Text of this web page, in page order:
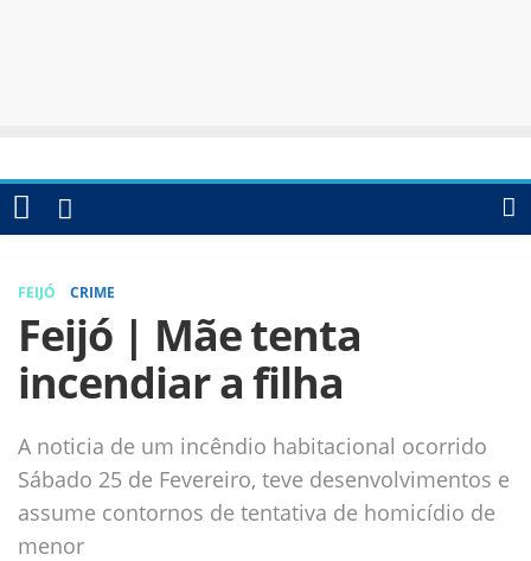
FEIJÓ CRIME
Feijó | Mãe tenta
incendiar a filha
A noticia de um incêndio habitacional ocorrido
Sábado 25 de Fevereiro, teve desenvolvimentos e
assume contornos de tentativa de homicídio de
menor